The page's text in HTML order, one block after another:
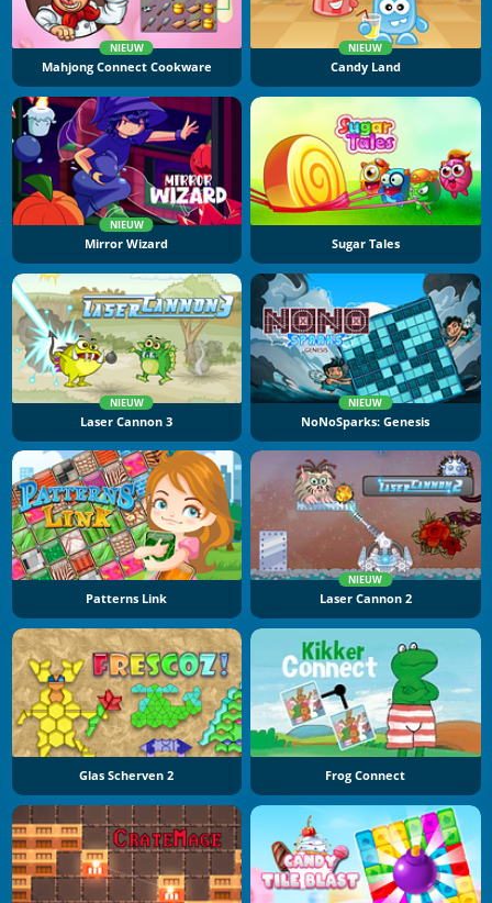
NIEUW
Mahjong Connect Cookware
NIEUW
Candy Land
NIEUW
Mirror Wizard Sugar Tales
NIEUW
Laser Cannon 3
NIEUW
NoNoSparks: Genesis
Patterns Link
NIEUW
Laser Cannon 2
Glas Scherven 2 Frog Connect